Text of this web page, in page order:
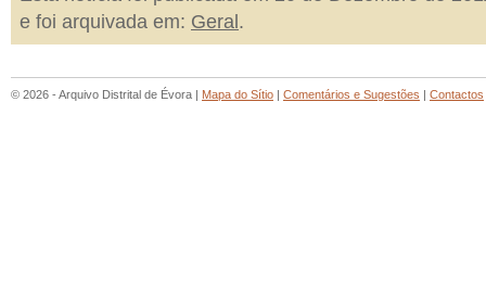
e foi arquivada em: Geral .
© 2026 - Arquivo Distrital de Évora | Mapa do Sítio | Comentários e Sugestões | Contactos